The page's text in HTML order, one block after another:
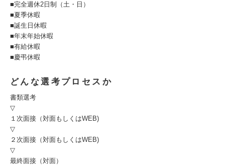
■完全週休2日制（土・日）
■夏季休暇
■誕生日休暇
■年末年始休暇
■有給休暇
■慶弔休暇
どんな選考プロセスか
書類選考
▽
１次面接（対面もしくはWEB)
▽
２次面接（対面もしくはWEB)
▽
最終面接（対面）